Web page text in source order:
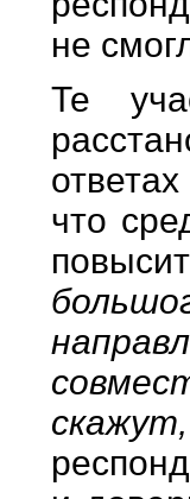
не
Те
что